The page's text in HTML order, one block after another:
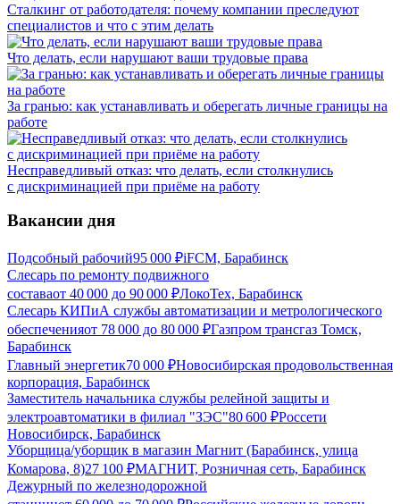
Сталкинг от работодателя: почему компании преследуют
специалистов и что с этим делать
Что делать, если нарушают ваши трудовые права
За гранью: как устанавливать и оберегать личные границы на
работе
Несправедливый отказ: что делать, если столкнулись
с дискриминацией при приёме на работу
Вакансии дня
Подсобный рабочий95 000 ₽iFCM, Барабинск
Слесарь по ремонту подвижного
составаот 40 000 до 90 000 ₽ЛокоТех, Барабинск
Слесарь КИПиА службы автоматизации и метрологического
обеспеченияот 78 000 до 80 000 ₽Газпром трансгаз Томск,
Барабинск
Главный энергетик70 000 ₽Новосибирская продовольственная
корпорация, Барабинск
Заместитель начальника службы релейной защиты и
электроавтоматики в филиал "ЗЭС"80 600 ₽Россети
Новосибирск, Барабинск
Уборщица/уборщик в магазин Магнит (Барабинск, улица
Комарова, 8)27 100 ₽МАГНИТ, Розничная сеть, Барабинск
Дежурный по железнодорожной